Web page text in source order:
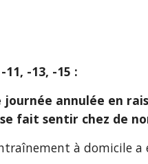
11, -13, -15 :
journée annulée en
fait sentir chez de
à domicile a